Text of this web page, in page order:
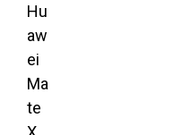
Hu
aw
ei
Ma
te